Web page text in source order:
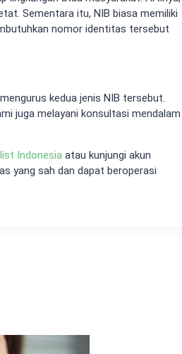
Sementara itu, NIB biasa memiliki
nomor identitas tersebut
kedua jenis NIB tersebut.
juga melayani konsultasi mendalam
Indonesia atau kunjungi akun
yang sah dan dapat beroperasi